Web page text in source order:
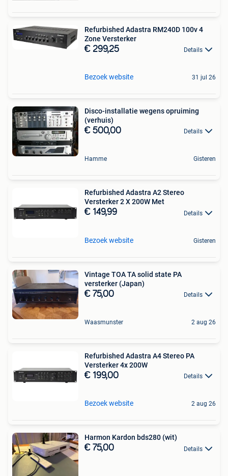
Refurbished Adastra RM240D 100v 4
Zone Versterker
€ 299,25 Details
Bezoek website 31 jul 26
Disco-installatie wegens opruiming
(verhuis)
€ 500,00 Details
Hamme Gisteren
Refurbished Adastra A2 Stereo
Versterker 2 X 200W Met
€ 149,99 Details
Bezoek website Gisteren
Vintage TOA TA solid state PA
versterker (Japan)
€ 75,00 Details
Waasmunster 2 aug 26
Refurbished Adastra A4 Stereo PA
Versterker 4x 200W
€ 199,00 Details
Bezoek website 2 aug 26
Harmon Kardon bds280 (wit)
€ 75,00 Details